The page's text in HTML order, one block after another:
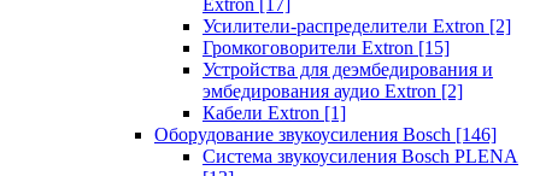
Extron [17]
Усилители-распределители Extron [2]
Громкоговорители Extron [15]
Устройства для деэмбедирования и
эмбедирования аудио Extron [2]
Кабели Extron [1]
Оборудование звукоусиления Bosch [146]
Система звукоусиления Bosch PLENA